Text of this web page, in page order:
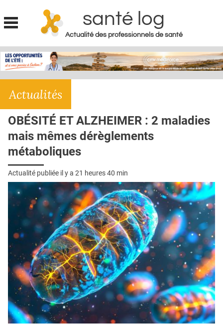
Jump to navigation
santé log
Actualité des professionnels de santé
MON COMPTE
S'ABONNER À LA REVUE SOIN À DOMICILE
ACTUS
DOSSIERS
RÉSEAUX
E-REVUE SAD
THÉMA
QUI SOMMES-NOUS ?
PUBLICITÉ
CONDITIONS GÉNÉRALES
CONTACT
CRÉDITS
Actualités
OBÉSITÉ ET ALZHEIMER : 2 maladies
mais mêmes dérèglements
métaboliques
Actualité publiée il y a 21 heures 40 min